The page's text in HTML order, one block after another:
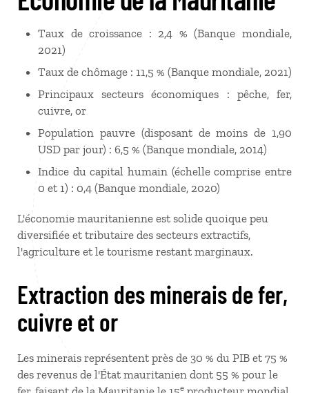
Taux de croissance : 2,4 % (Banque mondiale,
2021)
Taux de chômage : 11,5 % (Banque mondiale, 2021)
Principaux secteurs économiques : pêche, fer,
cuivre, or
Population pauvre (disposant de moins de 1,90
USD par jour) : 6,5 % (Banque mondiale, 2014)
Indice du capital humain (échelle comprise entre
0 et 1) : 0,4 (Banque mondiale, 2020)
L'économie mauritanienne est solide quoique peu
diversifiée et tributaire des secteurs extractifs,
l'agriculture et le tourisme restant marginaux.
Extraction des minerais de fer,
cuivre et or
Les minerais représentent près de 30 % du PIB et 75 %
des revenus de l'État mauritanien dont 55 % pour le
e